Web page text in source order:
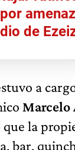
de
a
Marcelo
la
bar,